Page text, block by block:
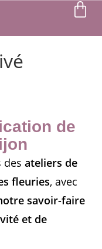
de
desateliers de
fleuries, avec
savoir-faire
et de